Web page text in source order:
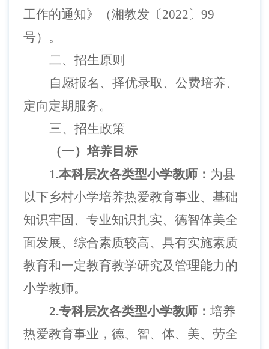
工作的通知》（湘教发〔2022〕99
号）。
二、招生原则
自愿报名、择优录取、公费培养、
定向定期服务。
三、招生政策
（一）培养目标
1.本科层次各类型小学教师： 为县
以下乡村小学培养热爱教育事业、基础
知识牢固、专业知识扎实、德智体美全
面发展、综合素质较高、具有实施素质
教育和一定教育教学研究及管理能力的
小学教师。
2.专科层次各类型小学教师： 培养
热爱教育事业，德、智、体、美、劳全